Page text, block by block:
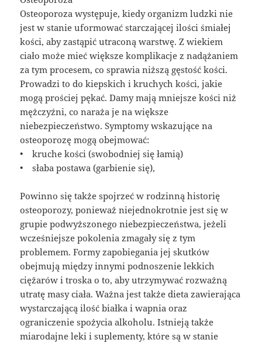
Osteoporoza występuje, kiedy organizm ludzki nie
jest w stanie uformować starczającej ilości śmiałej
kości, aby zastąpić utraconą warstwę. Z wiekiem
ciało może mieć większe komplikacje z nadążaniem
za tym procesem, co sprawia niższą gęstość kości.
Prowadzi to do kiepskich i kruchych kości, jakie
mogą prościej pękać. Damy mają mniejsze kości niż
mężczyźni, co naraża je na większe
niebezpieczeństwo. Symptomy wskazujące na
osteoporozę mogą obejmować:
• kruche kości (swobodniej się łamią)
• słaba postawa (garbienie się),
Powinno się także spojrzeć w rodzinną historię
osteoporozy, ponieważ niejednokrotnie jest się w
grupie podwyższonego niebezpieczeństwa, jeżeli
wcześniejsze pokolenia zmagały się z tym
problemem. Formy zapobiegania jej skutków
obejmują między innymi podnoszenie lekkich
ciężarów i troska o to, aby utrzymywać rozważną
utratę masy ciała. Ważna jest także dieta zawierająca
wystarczającą ilość białka i wapnia oraz
ograniczenie spożycia alkoholu. Istnieją także
miarodajne leki i suplementy, które są w stanie